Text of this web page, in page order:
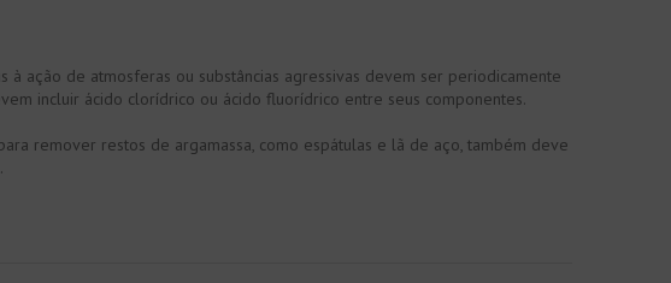
à ação de atmosferas ou substâncias agressivas devem ser periodicamente
incluir ácido clorídrico ou ácido fluorídrico entre seus componentes.
remover restos de argamassa, como espátulas e lã de aço, também deve